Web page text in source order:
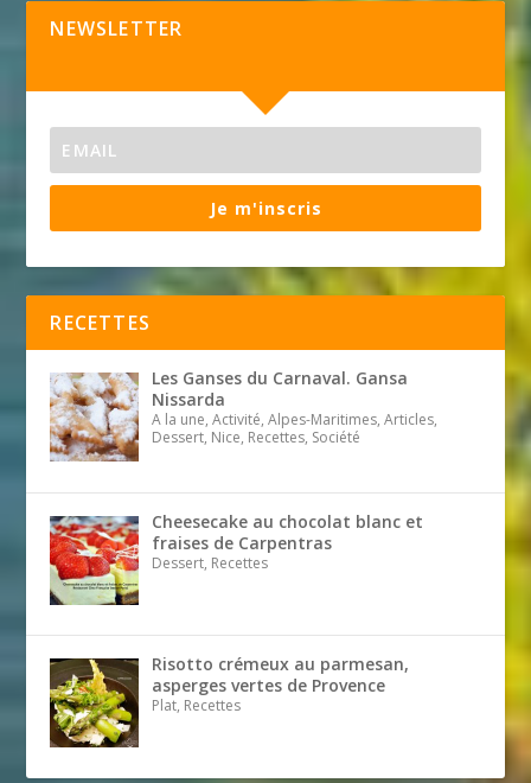
NEWSLETTER
Je m'inscris
RECETTES
Les Ganses du Carnaval. Gansa
Nissarda
A la une, Activité, Alpes-Maritimes, Articles,
Dessert, Nice, Recettes, Société
Cheesecake au chocolat blanc et
fraises de Carpentras
Dessert, Recettes
Risotto crémeux au parmesan,
asperges vertes de Provence
Plat, Recettes